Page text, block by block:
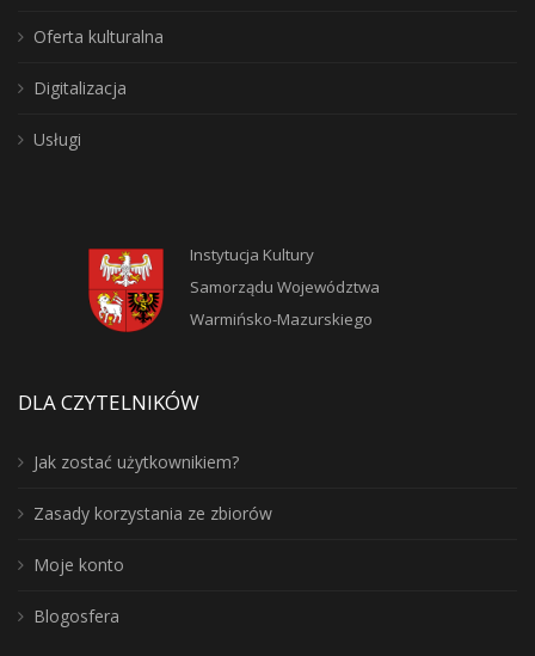
Oferta kulturalna
Digitalizacja
Usługi
Instytucja Kultury
Samorządu Województwa
Warmińsko-Mazurskiego
DLA CZYTELNIKÓW
Jak zostać użytkownikiem?
Zasady korzystania ze zbiorów
Moje konto
Blogosfera